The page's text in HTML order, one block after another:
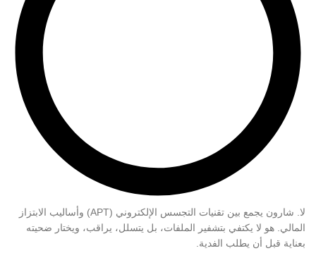
لا. شارون يجمع بين تقنيات التجسس الإلكتروني (APT) وأساليب الابتزاز
المالي. هو لا يكتفي بتشفير الملفات، بل يتسلل، يراقب، ويختار ضحيته
بعناية قبل أن يطلب الفدية.